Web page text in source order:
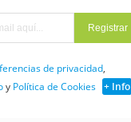
de privacidad,
y Política de Cookies + Info